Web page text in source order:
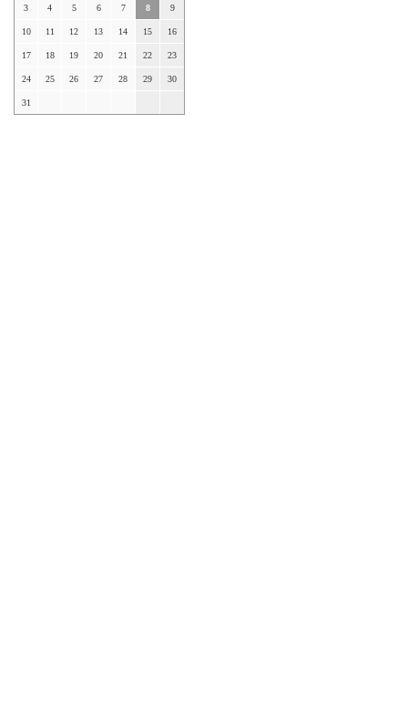
3 4 5 6 7 8 9
10 11 12 13 14 15 16
17 18 19 20 21 22 23
24 25 26 27 28 29 30
31